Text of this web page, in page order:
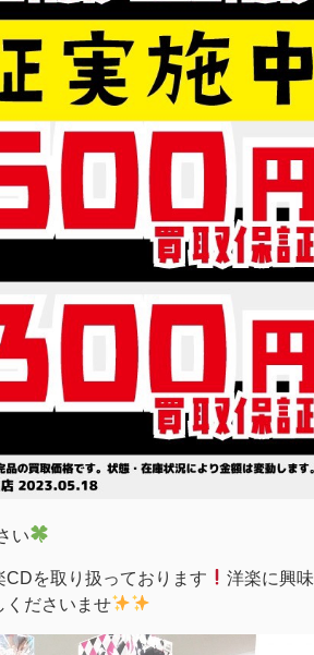
い
CDを取り扱っております
洋楽に興味
くださいませ